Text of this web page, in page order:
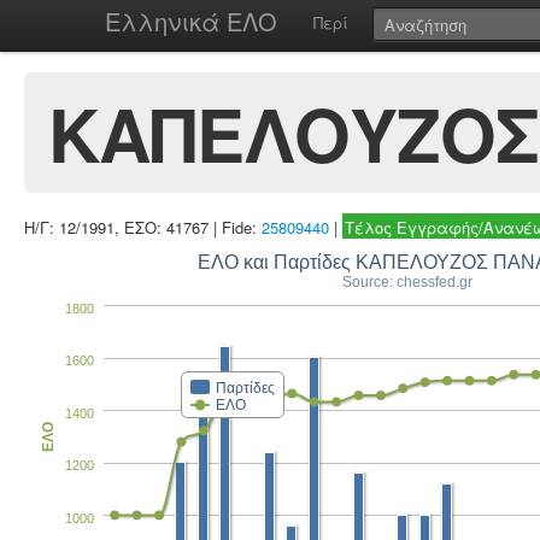
Ελληνικά ΕΛΟ Περί
Η/Γ: 12/1991, ΕΣΟ: 41767 | Fide: 25809440 | Τέλος Εγγραφής/
ΕΛΟ και Παρτίδες ΚΑΠΕΛΟΥΖΟΣ
Source: chessfed.gr
Παρτίδες
ΕΛΟ
1000
1200
1400
1600
1800
ΕΛΟ